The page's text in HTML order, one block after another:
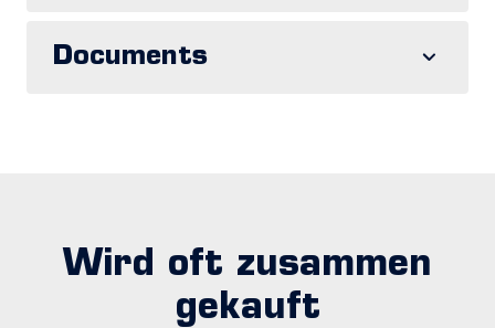
Documents
Wird oft zusammen
gekauft